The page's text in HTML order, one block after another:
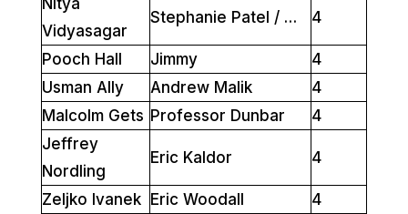
Vidyasagar
Stephanie Patel / … 4
Pooch Hall Jimmy
4
Usman Ally
Andrew Malik
4
Malcolm Gets Professor Dunbar
4
Jeffrey
Nordling
Eric Kaldor 4
Zeljko Ivanek Eric Woodall
4